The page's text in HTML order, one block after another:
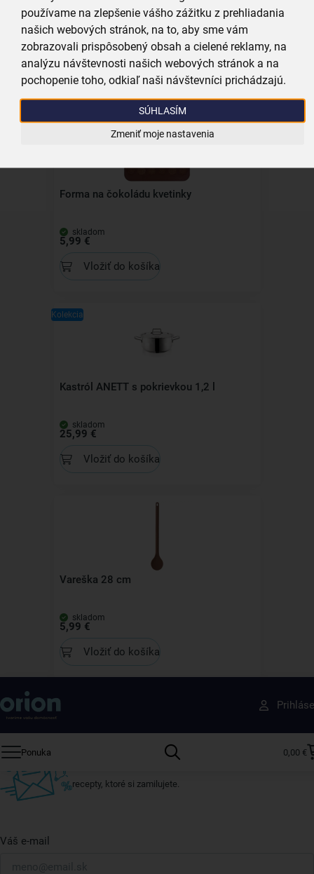
používame na zlepšenie vášho zážitku z prehliadania
našich webových stránok, na to, aby sme vám
zobrazovali prispôsobený obsah a cielené reklamy, na
analýzu návštevnosti našich webových stránok a na
pochopenie toho, odkiaľ naši návštevníci prichádzajú.
SÚHLASÍM
Zmeniť moje nastavenia
5,99 €
Vložiť do košíka
Forma na čokoládu kvetinky
skladom
5,99 €
Vložiť do košíka
Kolekcia
Kastról ANETT s pokrievkou 1,2 l
skladom
25,99 €
Vložiť do košíka
Vareška 28 cm
skladom
5,99 €
Vložiť do košíka
Ponuka 0,00 €
Získajte rady, recepty a tipy na zľavy skôr ako
ktokoľvek iný
Prihláste sa k odberu nášho newslettera.
recepty, ktoré si zamilujete.
Váš e-mail